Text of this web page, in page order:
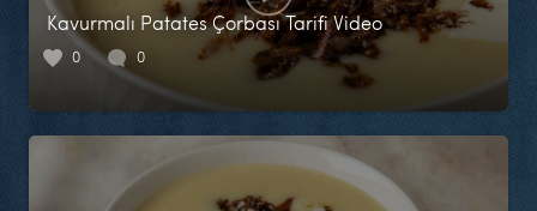
Kavurmalı Patates Çorbası Tarifi Video
0 0